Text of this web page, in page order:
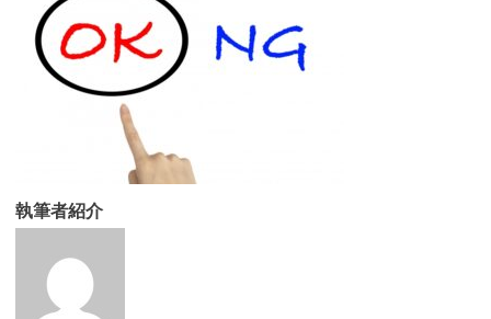
執筆者紹介